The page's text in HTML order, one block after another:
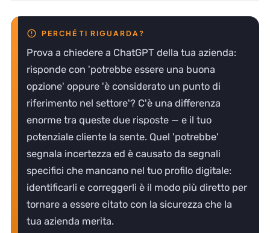
Prova a chiedere a ChatGPT della tua azienda:
risponde con 'potrebbe essere una buona
opzione' oppure 'è considerato un punto di
riferimento nel settore'? C'è una differenza
enorme tra queste due risposte — e il tuo
potenziale cliente la sente. Quel 'potrebbe'
segnala incertezza ed è causato da segnali
specifici che mancano nel tuo profilo digitale:
identificarli e correggerli è il modo più diretto per
tornare a essere citato con la sicurezza che la
tua azienda merita.